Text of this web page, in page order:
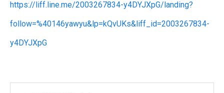
https://liff.line.me/2003267834-y4DYJXpG/landing?
follow=%40146yawyu&lp=kQvUKs&liff_id=2003267834-
y4DYJXpG